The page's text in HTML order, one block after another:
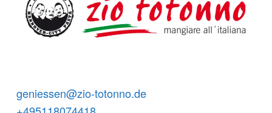
geniessen@zio-totonno.de